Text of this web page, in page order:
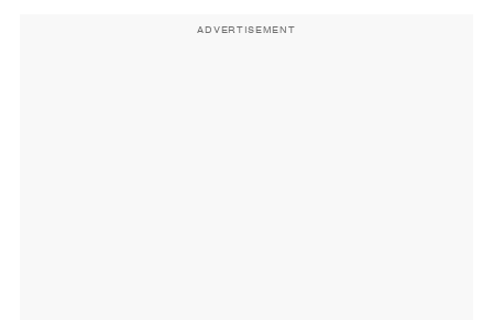
ADVERTISEMENT